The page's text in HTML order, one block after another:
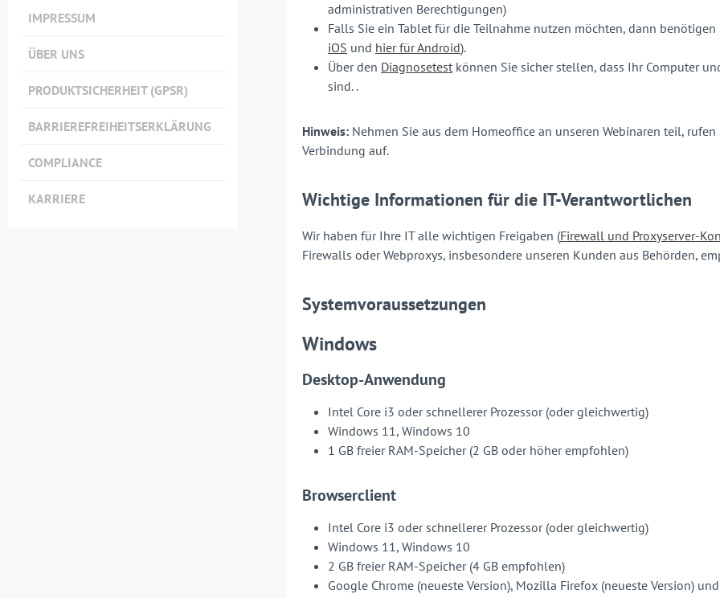
IMPRESSUM
ÜBER UNS
PRODUKTSICHERHEIT (GPSR)
BARRIEREFREIHEITSERKLÄRUNG
COMPLIANCE
KARRIERE
administrativen Berechtigungen)
Falls Sie ein Tablet für die Teilnahme nutzen möchten, dann
iOS und hier für Android).
Über den Diagnosetest können Sie sicher stellen, dass Ihr Computer
sind. .
Hinweis: Nehmen Sie aus dem Homeoffice an unseren Webinaren teil,
Verbindung auf.
Wichtige Informationen für die IT-Verantwortlichen
Wir haben für Ihre IT alle wichtigen Freigaben (Firewall und Proxyserver-
Firewalls oder Webproxys, insbesondere unseren Kunden aus Behörden,
Systemvoraussetzungen
Windows
Desktop-Anwendung
Intel Core i3 oder schnellerer Prozessor (oder gleichwertig)
Windows 11, Windows 10
1 GB freier RAM-Speicher (2 GB oder höher empfohlen)
Browserclient
Intel Core i3 oder schnellerer Prozessor (oder gleichwertig)
Windows 11, Windows 10
2 GB freier RAM-Speicher (4 GB empfohlen)
Google Chrome (neueste Version), Mozilla Firefox (neueste Version)